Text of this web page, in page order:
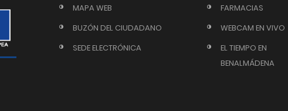
MAPA WEB
BUZÓN DEL CIUDADANO
SEDE ELECTRÓNICA
FARMACIAS
WEBCAM EN VIVO
EL TIEMPO EN
BENALMÁDENA